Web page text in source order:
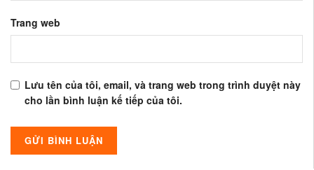
Trang web
Lưu tên của tôi, email, và trang web trong trình duyệt này
cho lần bình luận kế tiếp của tôi.